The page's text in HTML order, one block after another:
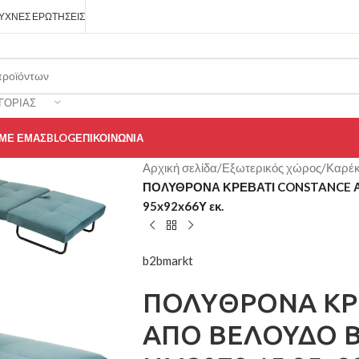
ΕΡΩΤΉΣΕΙΣ
ΕΜΆΣBLOGΕΠΙΚΟΙΝΩΝΊΑ
Αρχική σελίδα/Εξωτερικός χώρος/
ΠΟΛΥΘΡΟΝΑ ΚΡΕΒΑΤΙ
95x92x66Υ εκ.
b2bmarkt
ΠΟΛΥΘΡΟΝΑ
ΑΠΟ ΒΕΛΟΥΔΟ